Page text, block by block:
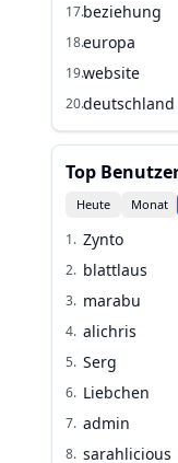
17.beziehung
18.europa
19.website
20.deutschland
Top
Heute Monat
1. Zynto
2. blattlaus
3. marabu
4. alichris
5. Serg
6. Liebchen
7. admin
8. sarahlicious